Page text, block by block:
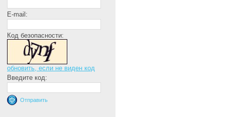
E-mail:
Код безопасности:
обновить, если не виден код
Введите код: